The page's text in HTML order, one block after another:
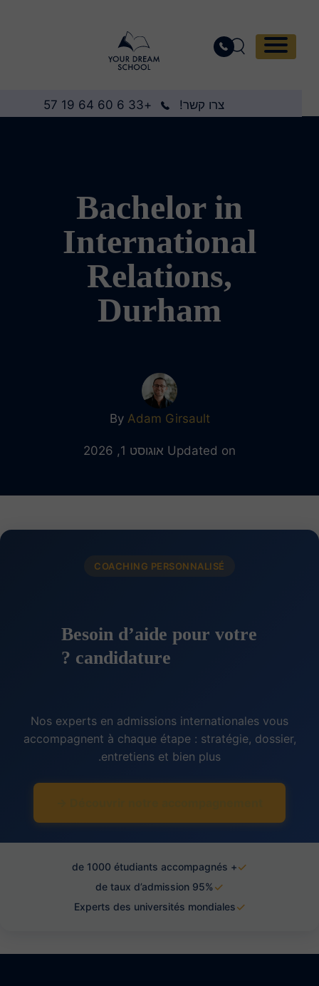
צרו קשר! +33 6 60 64 19 57
Bachelor in
International
Relations,
Durham
ByAdam Girsault
Updated on אוגוסט 1, 2026
COACHING PERSONNALISÉ
Besoin d’aide pour votre
candidature ?
Nos experts en admissions internationales vous
accompagnent à chaque étape : stratégie, dossier,
entretiens et bien plus.
+ de 1000 étudiants accompagnés
95% de taux d’admission
Experts des universités mondiales